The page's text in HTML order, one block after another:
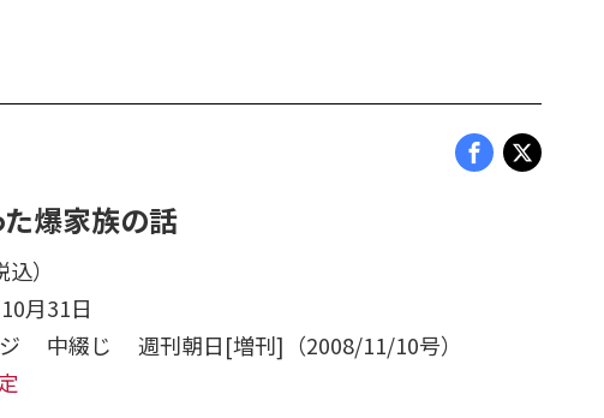
た爆家族の話
）
月31日
中綴じ 週刊朝日[増刊]（2008/11/10号）